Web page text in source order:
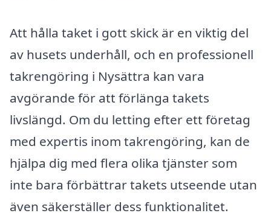
Att hålla taket i gott skick är en viktig del
av husets underhåll, och en professionell
takrengöring i Nysättra kan vara
avgörande för att förlänga takets
livslängd. Om du letting efter ett företag
med expertis inom takrengöring, kan de
hjälpa dig med flera olika tjänster som
inte bara förbättrar takets utseende utan
även säkerställer dess funktionalitet.